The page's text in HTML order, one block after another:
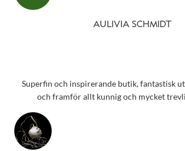
AULIVIA SCHMIDT
Superfin och inspirerande butik, fantastisk
och framför allt kunnig och mycket